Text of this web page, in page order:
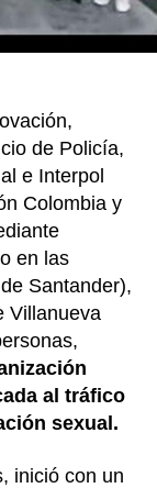
web
de
de Policía,
e Interpol
Colombia y
en las
Santander),
Villanueva
al tráfico
sexual.
inició con un